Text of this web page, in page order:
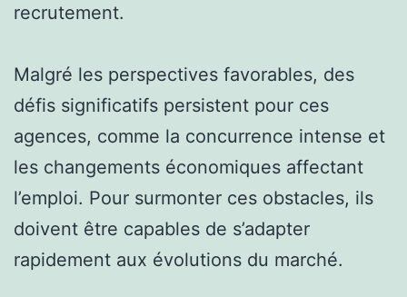
recrutement.
Malgré les perspectives favorables, des
défis significatifs persistent pour ces
agences, comme la concurrence intense et
les changements économiques affectant
l’emploi. Pour surmonter ces obstacles, ils
doivent être capables de s’adapter
rapidement aux évolutions du marché.